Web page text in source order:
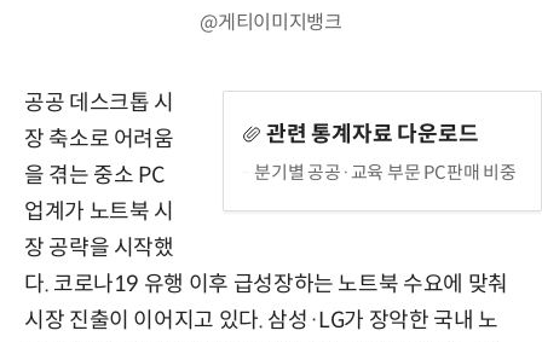
@게티이미지뱅크
관련 통계자료 다운로드
분기별 공공·교육 부문 PC판매 비중
공공 데스크톱 시
장 축소로 어려움
을 겪는 중소 PC
업계가 노트북 시
장 공략을 시작했
다. 코로나19 유행 이후 급성장하는 노트북 수요에 맞춰
시장 진출이 이어지고 있다. 삼성·LG가 장악한 국내 노